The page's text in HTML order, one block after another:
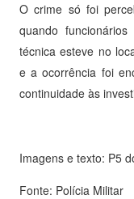
O crime só foi
quando
técnica esteve no
e a ocorrência foi
continuidade às
Imagens e texto: P5
Fonte: Polícia Militar